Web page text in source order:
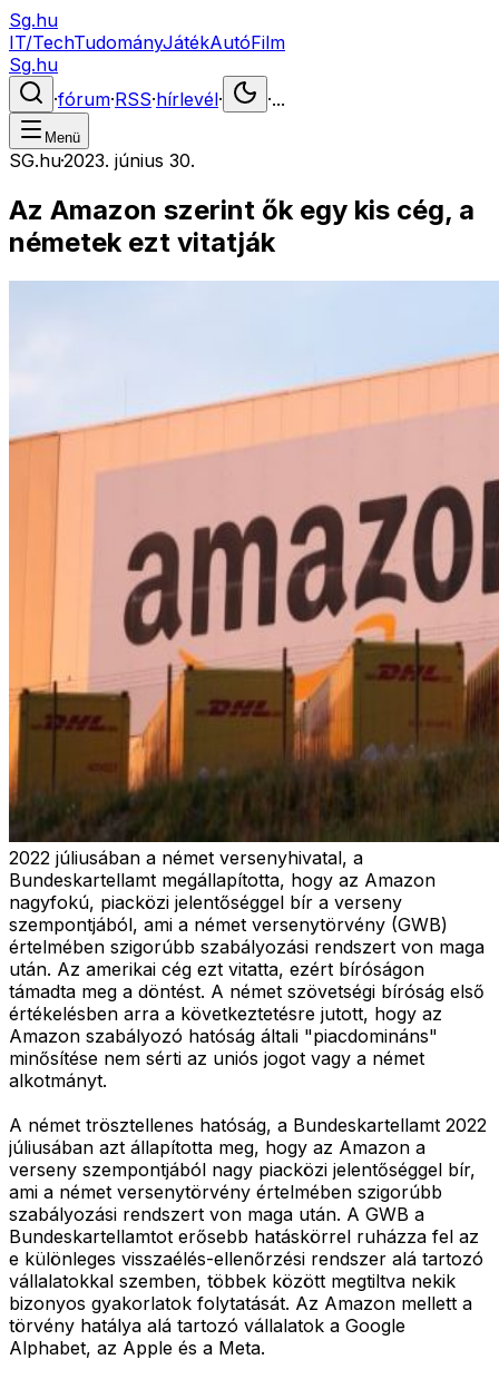
Sg.hu
IT/TechTudományJátékAutóFilm
Sg.hu
·fórum·RSS·hírlevél· ·...
Menü
SG.hu·2023. június 30.
Az Amazon szerint ők egy kis cég, a
németek ezt vitatják
2022 júliusában a német versenyhivatal, a
Bundeskartellamt megállapította, hogy az Amazon
nagyfokú, piacközi jelentőséggel bír a verseny
szempontjából, ami a német versenytörvény (GWB)
értelmében szigorúbb szabályozási rendszert von maga
után. Az amerikai cég ezt vitatta, ezért bíróságon
támadta meg a döntést. A német szövetségi bíróság első
értékelésben arra a következtetésre jutott, hogy az
Amazon szabályozó hatóság általi "piacdomináns"
minősítése nem sérti az uniós jogot vagy a német
alkotmányt.
A német trösztellenes hatóság, a Bundeskartellamt 2022
júliusában azt állapította meg, hogy az Amazon a
verseny szempontjából nagy piacközi jelentőséggel bír,
ami a német versenytörvény értelmében szigorúbb
szabályozási rendszert von maga után. A GWB a
Bundeskartellamtot erősebb hatáskörrel ruházza fel az
e különleges visszaélés-ellenőrzési rendszer alá tartozó
vállalatokkal szemben, többek között megtiltva nekik
bizonyos gyakorlatok folytatását. Az Amazon mellett a
törvény hatálya alá tartozó vállalatok a Google
Alphabet, az Apple és a Meta.